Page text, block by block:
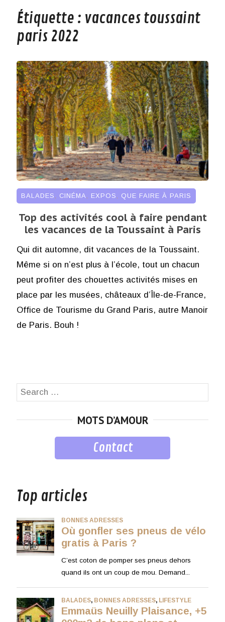
Étiquette : vacances toussaint
paris 2022
BALADES CINÉMA EXPOS QUE FAIRE À PARIS
Top des activités cool à faire pendant
les vacances de la Toussaint à Paris
Qui dit automne, dit vacances de la Toussaint.
Même si on n’est plus à l’école, tout un chacun
peut profiter des chouettes activités mises en
place par les musées, châteaux d’Île-de-France,
Office de Tourisme du Grand Paris, autre Manoir
de Paris. Bouh !
Search
MOTS D’AMOUR
Contact
Top articles